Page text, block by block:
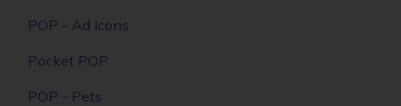
POP - Ad Icons
Pocket POP
POP - Pets